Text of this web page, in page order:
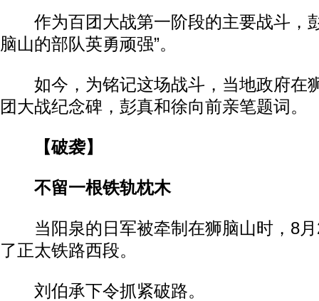
作为百团大战第一阶段的主要战斗，
脑山的部队英勇顽强”。
如今，为铭记这场战斗，当地政府在
团大战纪念碑，彭真和徐向前亲笔题词。
【破袭】
不留一根铁轨枕木
当阳泉的日军被牵制在狮脑山时，8月
了正太铁路西段。
刘伯承下令抓紧破路。